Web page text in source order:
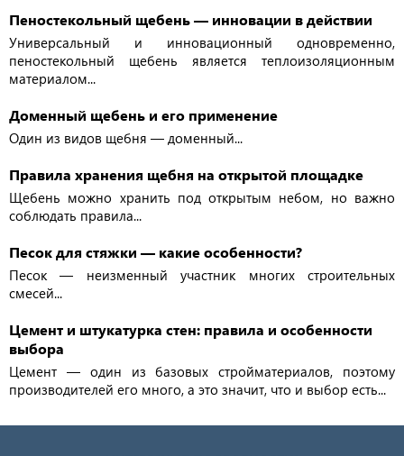
Пеностекольный щебень — инновации в действии
Универсальный и инновационный одновременно,
пеностекольный щебень является теплоизоляционным
материалом...
Доменный щебень и его применение
Один из видов щебня — доменный...
Правила хранения щебня на открытой площадке
Щебень можно хранить под открытым небом, но важно
соблюдать правила...
Песок для стяжки — какие особенности?
Песок — неизменный участник многих строительных
смесей...
Цемент и штукатурка стен: правила и особенности
выбора
Цемент — один из базовых стройматериалов, поэтому
производителей его много, а это значит, что и выбор есть...